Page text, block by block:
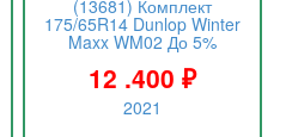
(13681) Комплект
175/65R14 Dunlop Winter
Maxx WM02 До 5%
12 .400₽
2021